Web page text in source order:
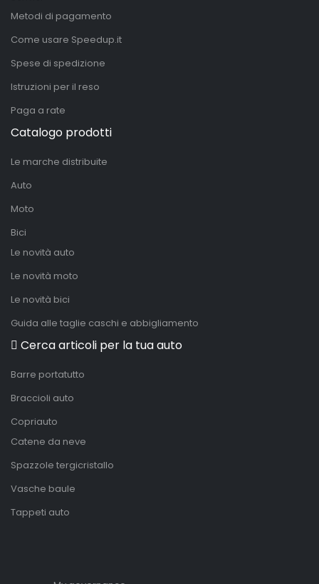
Metodi di pagamento
Come usare Speedup.it
Spese di spedizione
Istruzioni per il reso
Paga a rate
Catalogo prodotti
Le marche distribuite
Auto
Moto
Bici
Le novità auto
Le novità moto
Le novità bici
Guida alle taglie caschi e abbigliamento
Cerca articoli per la tua auto
Barre portatutto
Braccioli auto
Copriauto
Catene da neve
Spazzole tergicristallo
Vasche baule
Tappeti auto